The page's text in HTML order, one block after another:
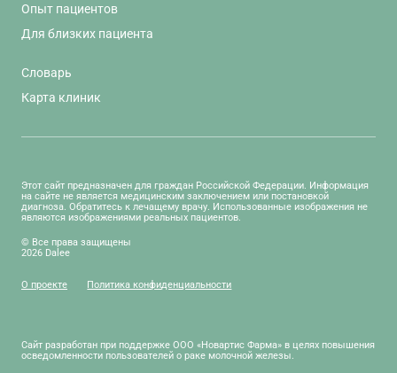
Опыт пациентов
Для близких пациента
Словарь
Карта клиник
Этот сайт предназначен для граждан Российской Федерации. Информация
на сайте не является медицинским заключением или постановкой
диагноза. Обратитесь к лечащему врачу. Использованные изображения не
являются изображениями реальных пациентов.
© Все права защищены
2026 Dalee
О проекте Политика конфиденциальности
Сайт разработан при поддержке ООО «Новартис Фарма» в целях повышения
осведомленности пользователей о раке молочной железы.